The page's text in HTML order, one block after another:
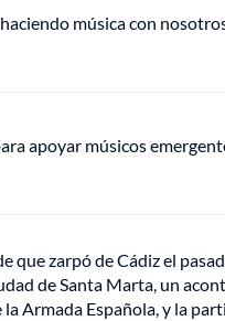
música con
apoyar músicos
que zarpó de Cádiz el
de Santa Marta, un
Armada Española, y la